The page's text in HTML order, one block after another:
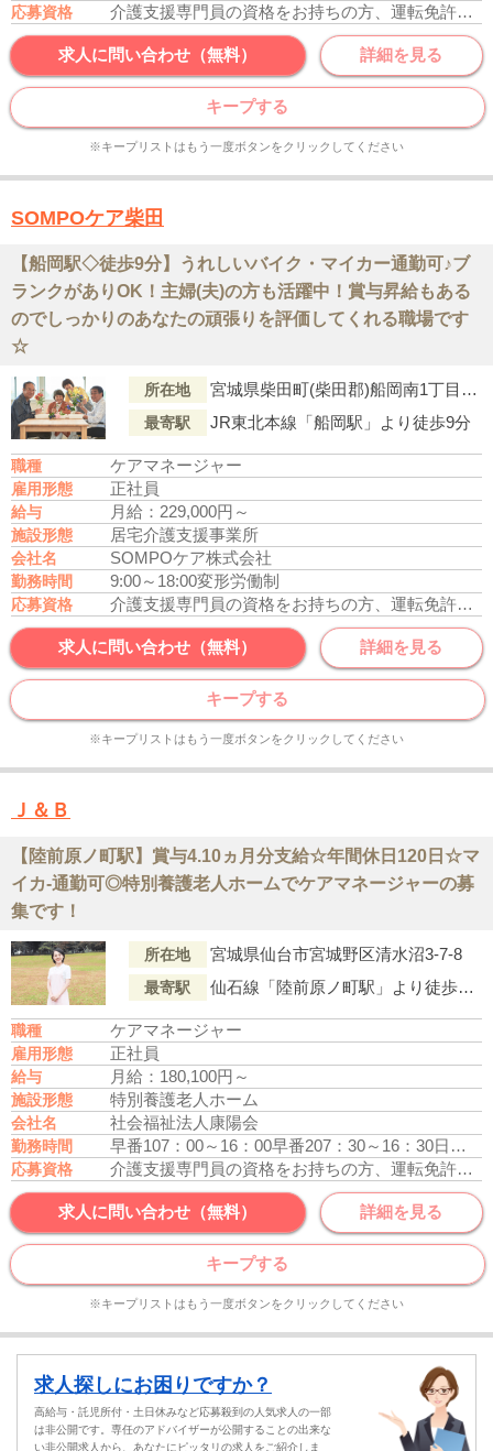
応募資格 介護支援専門員の資格をお持ちの方、運転免許あれば尚可
求人に問い合わせ（無料） 詳細を見る
キープする
※キープリストはもう一度ボタンをクリックしてください
SOMPOケア柴田
【船岡駅◇徒歩9分】うれしいバイク・マイカー通勤可♪ブ
ランクがありOK！主婦(夫)の方も活躍中！賞与昇給もある
のでしっかりのあなたの頑張りを評価してくれる職場です
☆
所在地 宮城県柴田町(柴田郡)船岡南1丁目1番17号
最寄駅 JR東北本線「船岡駅」より徒歩9分
職種 ケアマネージャー
雇用形態 正社員
給与 月給：229,000円～
施設形態 居宅介護支援事業所
会社名 SOMPOケア株式会社
勤務時間 9:00～18:00変形労働制
応募資格 介護支援専門員の資格をお持ちの方、運転免許あれば尚可
求人に問い合わせ（無料） 詳細を見る
キープする
※キープリストはもう一度ボタンをクリックしてください
Ｊ＆Ｂ
【陸前原ノ町駅】賞与4.10ヵ月分支給☆年間休日120日☆マ
イカ-通勤可◎特別養護老人ホームでケアマネージャーの募
集です！
所在地 宮城県仙台市宮城野区清水沼3-7-8
最寄駅 仙石線「陸前原ノ町駅」より徒歩13分
職種 ケアマネージャー
雇用形態 正社員
給与 月給：180,100円～
施設形態 特別養護老人ホーム
会社名 社会福祉法人康陽会
勤務時間 早番107：00～16：00早番207：30～16：30日勤10：30～19：30
応募資格 介護支援専門員の資格をお持ちの方、運転免許あれば尚可
求人に問い合わせ（無料） 詳細を見る
キープする
※キープリストはもう一度ボタンをクリックしてください
求人探しにお困りですか？
高給与・託児所付・土日休みなど応募殺到の人気求人の一部
は非公開です。専任のアドバイザーが公開することの出来な
い非公開求人から、あなたにピッタリの求人をご紹介しま